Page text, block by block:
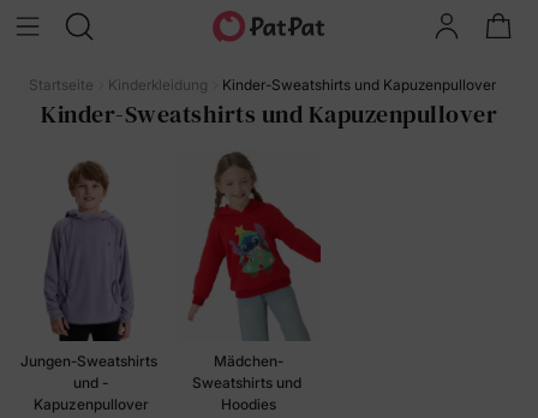
Startseite Kinderkleidung Kinder-Sweatshirts und Kapuzenpullover
Kinder-Sweatshirts und Kapuzenpullover
Jungen-Sweatshirts
und -
Kapuzenpullover
Mädchen-
Sweatshirts und
Hoodies